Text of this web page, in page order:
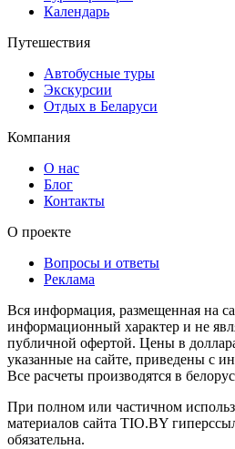
Календарь
Путешествия
Автобусные туры
Экскурсии
Отдых в Беларуси
Компания
О нас
Блог
Контакты
О проекте
Вопросы и ответы
Реклама
Вся информация, размещенная на
информационный характер и не
публичной офертой. Цены в
указанные на сайте, приведены с
Все расчеты производятся в
При полном или частичном
материалов сайта TIO.BY
обязательна.